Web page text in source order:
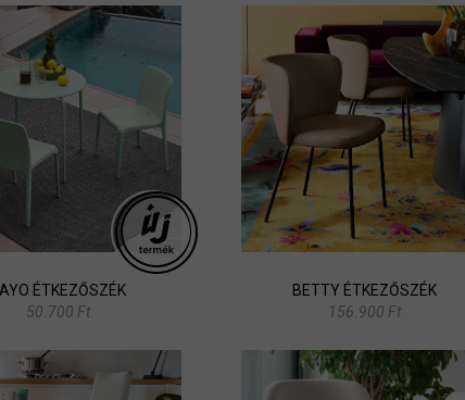
ÉTKEZŐSZÉK
50.700 Ft
BETTY ÉTKEZŐSZÉK
156.900 Ft